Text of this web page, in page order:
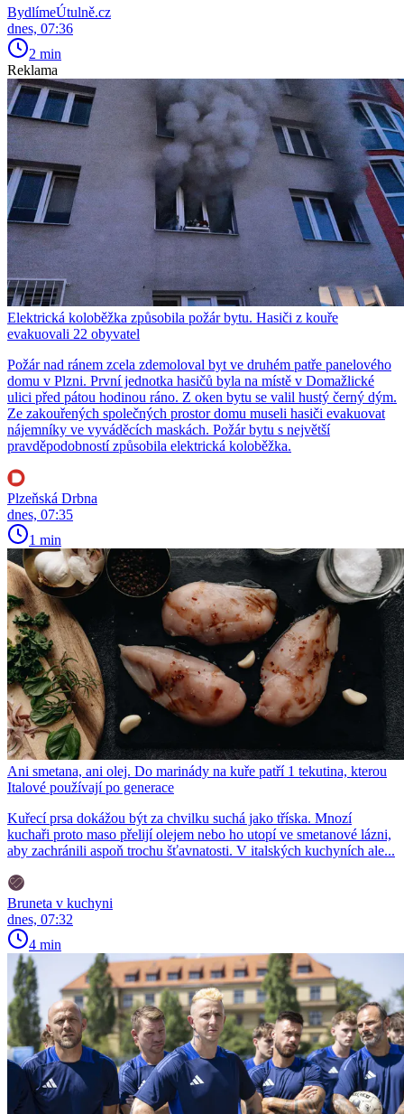
BydlímeÚtulně.cz
dnes, 07:36
2 min
Reklama
Elektrická koloběžka způsobila požár bytu. Hasiči z kouře
evakuovali 22 obyvatel
Požár nad ránem zcela zdemoloval byt ve druhém patře panelového
domu v Plzni. První jednotka hasičů byla na místě v Domažlické
ulici před pátou hodinou ráno. Z oken bytu se valil hustý černý dým.
Ze zakouřených společných prostor domu museli hasiči evakuovat
nájemníky ve vyváděcích maskách. Požár bytu s největší
pravděpodobností způsobila elektrická koloběžka.
Plzeňská Drbna
dnes, 07:35
1 min
Ani smetana, ani olej. Do marinády na kuře patří 1 tekutina, kterou
Italové používají po generace
Kuřecí prsa dokážou být za chvilku suchá jako tříska. Mnozí
kuchaři proto maso přelijí olejem nebo ho utopí ve smetanové lázni,
aby zachránili aspoň trochu šťavnatosti. V italských kuchyních ale...
Bruneta v kuchyni
dnes, 07:32
4 min